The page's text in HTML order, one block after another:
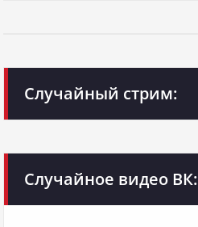
Случайный стрим:
Случайное видео ВК: